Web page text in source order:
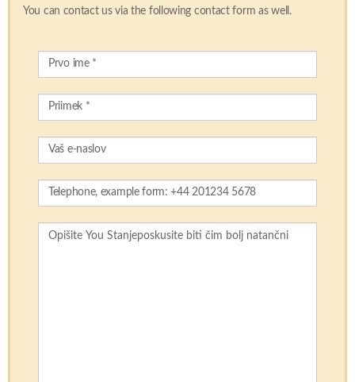
You can contact us via the following contact form as well.